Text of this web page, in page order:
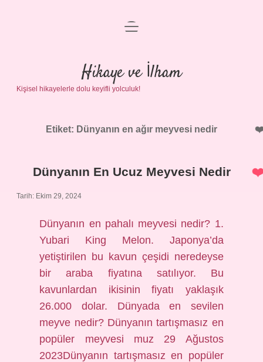
Anasayfa
Gizlilik Politikası
Yasal Uyarı
menüyü
Hikaye ve İlham
Kişisel hikayelerle dolu keyifli yolculuk!
Etiket: Dünyanın en ağır meyvesi nedir
Dünyanın En Ucuz Meyvesi Nedir
Tarih: Ekim 29, 2024
Dünyanın en pahalı meyvesi nedir? 1.
Yubari King Melon. Japonya’da
yetiştirilen bu kavun çeşidi neredeyse
bir araba fiyatına satılıyor. Bu
kavunlardan ikisinin fiyatı yaklaşık
26.000 dolar. Dünyada en sevilen
meyve nedir? Dünyanın tartışmasız en
popüler meyvesi muz 29 Ağustos
2023Dünyanın tartışmasız en popüler